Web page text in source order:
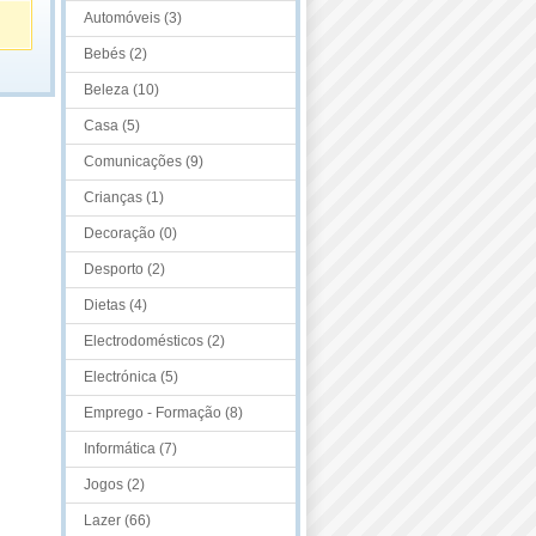
Automóveis (3)
Bebés (2)
Beleza (10)
Casa (5)
Comunicações (9)
Crianças (1)
Decoração (0)
Desporto (2)
Dietas (4)
Electrodomésticos (2)
Electrónica (5)
Emprego - Formação (8)
Informática (7)
Jogos (2)
Lazer (66)